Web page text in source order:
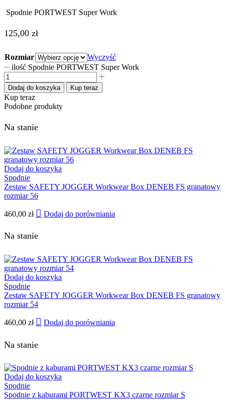
Spodnie PORTWEST Super Work
125,00 zł
Rozmiar
Wyczyść
ilość Spodnie PORTWEST Super Work
Dodaj do koszyka Kup teraz
Kup teraz
Podobne produkty
Na stanie
Dodaj do koszyka
Spodnie
Zestaw SAFETY JOGGER Workwear Box DENEB FS granatowy
rozmiar 56
460,00 zł Dodaj do porówniania
Na stanie
Dodaj do koszyka
Spodnie
Zestaw SAFETY JOGGER Workwear Box DENEB FS granatowy
rozmiar 54
460,00 zł Dodaj do porówniania
Na stanie
Dodaj do koszyka
Spodnie
Spodnie z kaburami PORTWEST KX3 czarne rozmiar S